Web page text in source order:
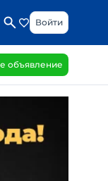
Войти
объявление